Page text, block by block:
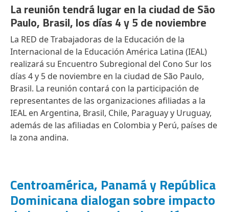
La reunión tendrá lugar en la ciudad de São
Paulo, Brasil, los días 4 y 5 de noviembre
La RED de Trabajadoras de la Educación de la
Internacional de la Educación América Latina (IEAL)
realizará su Encuentro Subregional del Cono Sur los
días 4 y 5 de noviembre en la ciudad de São Paulo,
Brasil. La reunión contará con la participación de
representantes de las organizaciones afiliadas a la
IEAL en Argentina, Brasil, Chile, Paraguay y Uruguay,
además de las afiliadas en Colombia y Perú, países de
la zona andina.
Centroamérica, Panamá y República
Dominicana dialogan sobre impacto